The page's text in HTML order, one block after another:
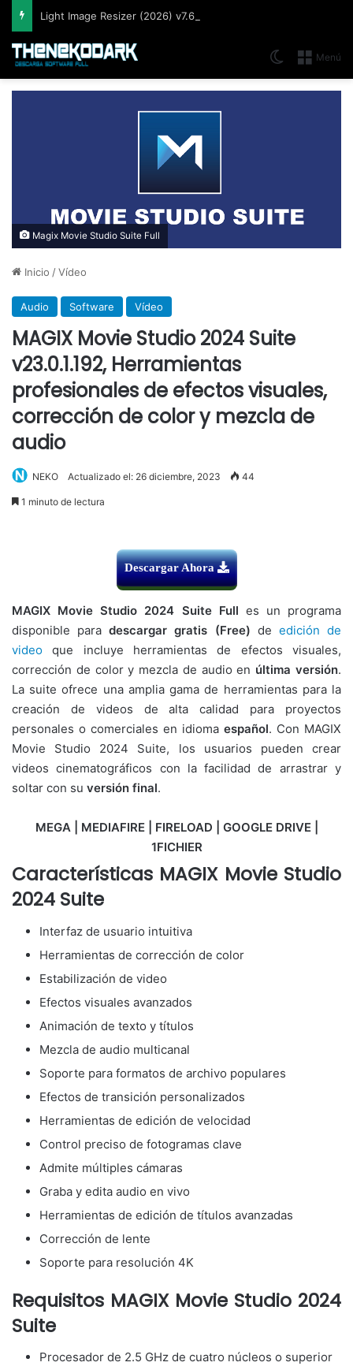
Menú
Switch skin
Magix Movie Studio Suite Full
Inicio /Vídeo
Audio Software Vídeo
MAGIX Movie Studio 2024 Suite
v23.0.1.192, Herramientas
profesionales de efectos visuales,
corrección de color y mezcla de
audio
NEKO Actualizado el: 26 diciembre, 2023 44
1 minuto de lectura
Descargar Ahora
MAGIX Movie Studio 2024 Suite Full es un programa
disponible paradescargar gratis (Free) de edición de
video que incluye herramientas de efectos visuales,
corrección de color y mezcla de audio en última versión.
La suite ofrece una amplia gama de herramientas para la
creación de videos de alta calidad para proyectos
personales o comerciales en idioma español. Con MAGIX
Movie Studio 2024 Suite, los usuarios pueden crear
videos cinematográficos con la facilidad de arrastrar y
soltar con su versión final.
MEGA | MEDIAFIRE | FIRELOAD | GOOGLE DRIVE |
1FICHIER
Características MAGIX Movie Studio
2024 Suite
Interfaz de usuario intuitiva
Herramientas de corrección de color
Estabilización de video
Efectos visuales avanzados
Animación de texto y títulos
Mezcla de audio multicanal
Soporte para formatos de archivo populares
Efectos de transición personalizados
Herramientas de edición de velocidad
Control preciso de fotogramas clave
Admite múltiples cámaras
Graba y edita audio en vivo
Herramientas de edición de títulos avanzadas
Corrección de lente
Soporte para resolución 4K
Requisitos MAGIX Movie Studio 2024
Suite
Procesador de 2.5 GHz de cuatro núcleos o superior